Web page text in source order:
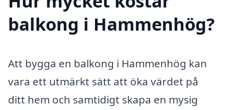
balkong i Hammenhög?
Att bygga en balkong i Hammenhög kan
vara ett utmärkt sätt att öka värdet på
ditt hem och samtidigt skapa en mysig